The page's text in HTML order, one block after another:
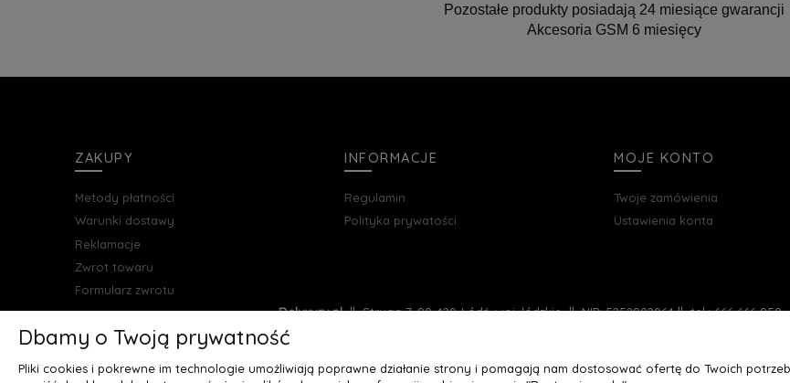
Pozostałe produkty posiadają 24 miesiące gwarancji
Akcesoria GSM 6 miesięcy
ZAKUPY
Metody płatności
Warunki dostawy
Reklamacje
Zwrot towaru
Formularz zwrotu
INFORMACJE
Regulamin
Polityka prywatości
MOJE KONTO
Twoje zamówienia
Ustawienia konta
Deluxury.pl|| Struga 7, 90-420 Łódź, woj. łódzkie || NIP: 5252902064 || tel.: 666 666
Dbamy o Twoją prywatność
Pliki cookies i pokrewne im technologie umożliwiają poprawne działanie strony i pomagają nam dostosować ofertę do Twoich